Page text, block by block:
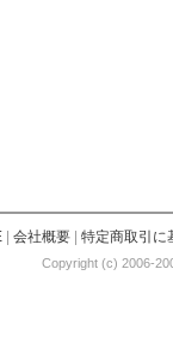
| 会社概要| 特定商取引に
Copyright (c) 2006-